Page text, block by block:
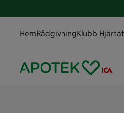
HemRådgivningKlubb Hjärtat